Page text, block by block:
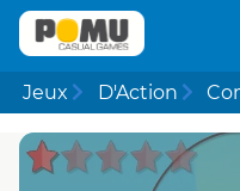
Jeux D'Action